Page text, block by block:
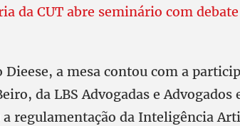
da CUT abre seminário com
a mesa contou com a
da LBS Advogadas e Advogados
regulamentação da Inteligência